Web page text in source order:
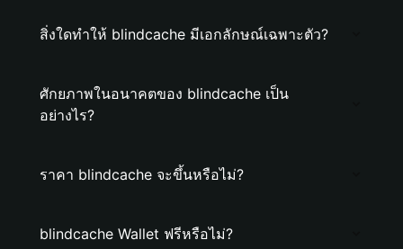
สิ่งใดทำให้ blindcache มีเอกลักษณ์เฉพาะตัว?
ศักยภาพในอนาคตของ blindcache เป็น
อย่างไร?
ราคา blindcache จะขึ้นหรือไม่?
blindcache Wallet ฟรีหรือไม่?